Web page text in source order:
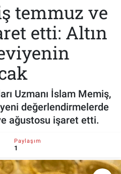
temmuz ve
etti: Altın
Uzmanı İslam Memiş,
değerlendirmelerde
ağustosu işaret etti.
Paylaşım
1
ECZANELER
Haritası
ve Fikstür